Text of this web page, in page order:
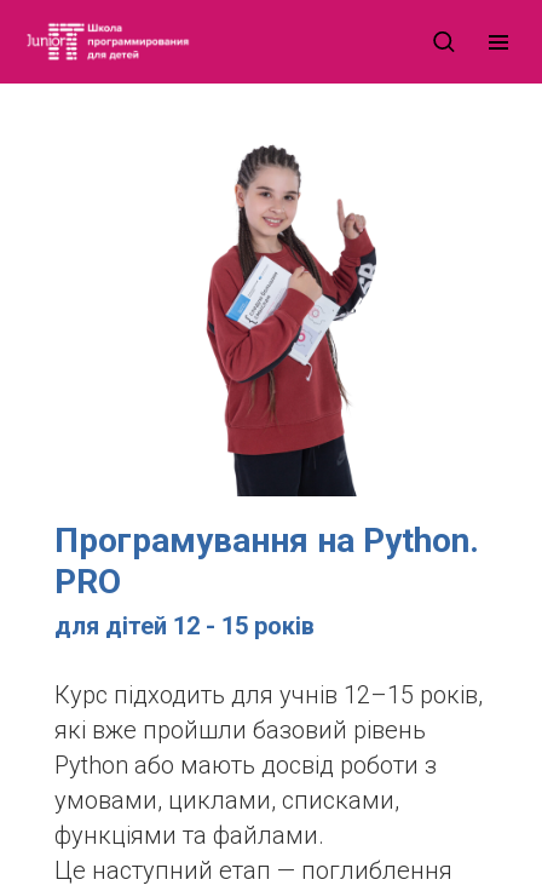
Програмування на Python.
PRO
для дітей 12 - 15 років
Курс підходить для учнів 12–15 років,
які вже пройшли базовий рівень
Python або мають досвід роботи з
умовами, циклами, списками,
функціями та файлами.
Це наступний етап — поглиблення